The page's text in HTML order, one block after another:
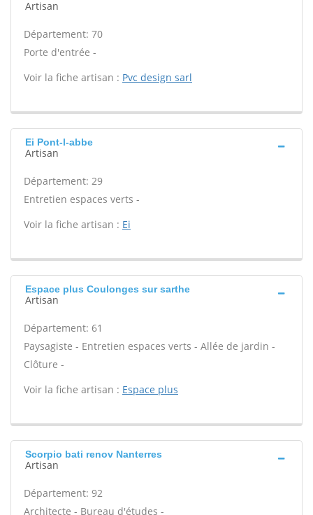
Artisan
Département: 70
Porte d'entrée -
Voir la fiche artisan : Pvc design sarl
Ei Pont-l-abbe
Artisan
Département: 29
Entretien espaces verts -
Voir la fiche artisan : Ei
Espace plus Coulonges sur sarthe
Artisan
Département: 61
Paysagiste - Entretien espaces verts - Allée de jardin -
Clôture -
Voir la fiche artisan : Espace plus
Scorpio bati renov Nanterres
Artisan
Département: 92
Architecte - Bureau d'études -